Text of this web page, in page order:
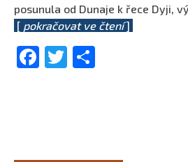
posunula od Dunaje k řece Dyji,
[ pokračovat ve čtení]
Facebook
Twitter